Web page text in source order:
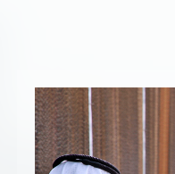
المتكامل